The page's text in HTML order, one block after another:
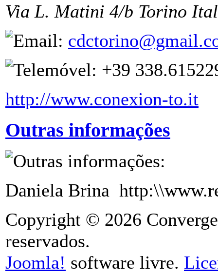
Via L. Matini 4/b Torino
+39
http://www.conexion-to.it
Outras informações
Daniela Brina
Copyright © 2026
reservados.
Joomla! software livre.